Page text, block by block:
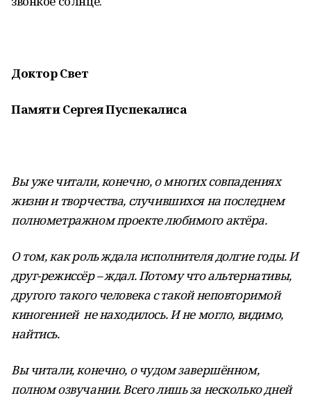
Доктор Свет
Памяти Сергея Пуспекалиса
Вы уже читали, конечно, о многих совпадениях
жизни и творчества, случившихся на последнем
полнометражном проекте любимого актёра.
О том, как роль ждала исполнителя долгие годы. И
друг-режиссёр – ждал. Потому что альтернативы,
другого такого человека с такой неповторимой
киногенией не находилось. И не могло, видимо,
найтись.
Вы читали, конечно, о чудом завершённом,
полном озвучании. Всего лишь за несколько дней